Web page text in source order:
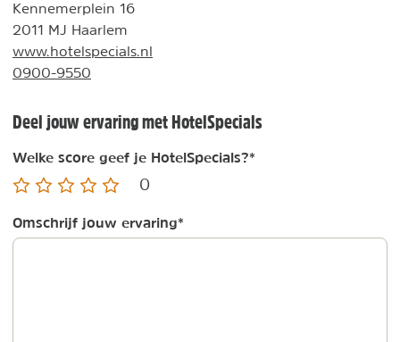
Kennemerplein 16
2011 MJ Haarlem
www.hotelspecials.nl
0900-9550
Deel jouw ervaring met HotelSpecials
Welke score geef je HotelSpecials?*
0
Omschrijf jouw ervaring*